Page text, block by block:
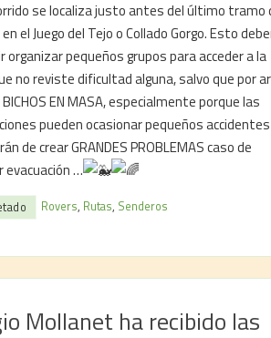
se localiza justo antes del último tramo
el Juego del Tejo o Collado Gorgo. Esto
organizar pequeños grupos para acceder a la
no reviste dificultad alguna, salvo que por
EN MASA, especialmente porque las
pueden ocasionar pequeños
de crear GRANDES PROBLEMAS caso de
evacuación …
Rovers, Rutas, Senderos
Mollanet ha recibido las